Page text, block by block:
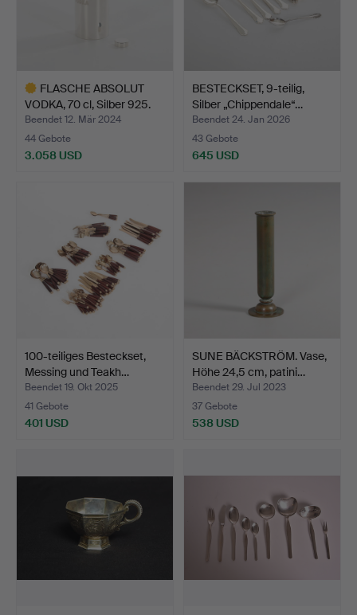
FLASCHE ABSOLUT
VODKA, 70 cl, Silber 925.
Beendet 12. Mär 2024
44 Gebote
3.058 USD
BESTECKSET, 9-teilig,
Silber „Chippendale“…
Beendet 24. Jan 2026
43 Gebote
645 USD
100-teiliges Besteckset,
Messing und Teakh…
Beendet 19. Okt 2025
41 Gebote
401 USD
SUNE BÄCKSTRÖM. Vase,
Höhe 24,5 cm, patini…
Beendet 29. Jul 2023
37 Gebote
538 USD